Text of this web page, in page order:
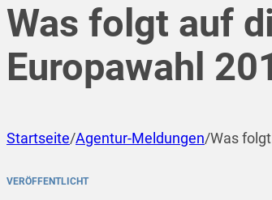
Was folgt auf
Europawahl
Startseite/Agentur-Meldungen/Was
VERÖFFENTLICHT